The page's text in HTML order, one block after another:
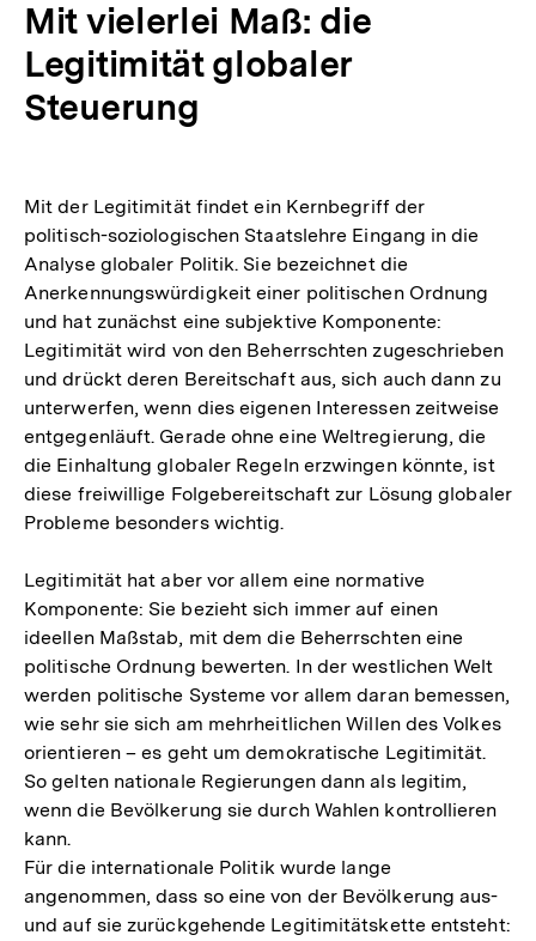
Mit vielerlei Maß: die
Legitimität globaler
Steuerung
Mit der Legitimität findet ein Kernbegriff der
politisch-soziologischen Staatslehre Eingang in die
Analyse globaler Politik. Sie bezeichnet die
Anerkennungswürdigkeit einer politischen Ordnung
und hat zunächst eine subjektive Komponente:
Legitimität wird von den Beherrschten zugeschrieben
und drückt deren Bereitschaft aus, sich auch dann zu
unterwerfen, wenn dies eigenen Interessen zeitweise
entgegenläuft. Gerade ohne eine Weltregierung, die
die Einhaltung globaler Regeln erzwingen könnte, ist
diese freiwillige Folgebereitschaft zur Lösung globaler
Probleme besonders wichtig.
Legitimität hat aber vor allem eine normative
Komponente: Sie bezieht sich immer auf einen
ideellen Maßstab, mit dem die Beherrschten eine
politische Ordnung bewerten. In der westlichen Welt
werden politische Systeme vor allem daran bemessen,
wie sehr sie sich am mehrheitlichen Willen des Volkes
orientieren – es geht um demokratische Legitimität.
So gelten nationale Regierungen dann als legitim,
wenn die Bevölkerung sie durch Wahlen kontrollieren
kann.
Für die internationale Politik wurde lange
angenommen, dass so eine von der Bevölkerung aus-
und auf sie zurückgehende Legitimitätskette entsteht: